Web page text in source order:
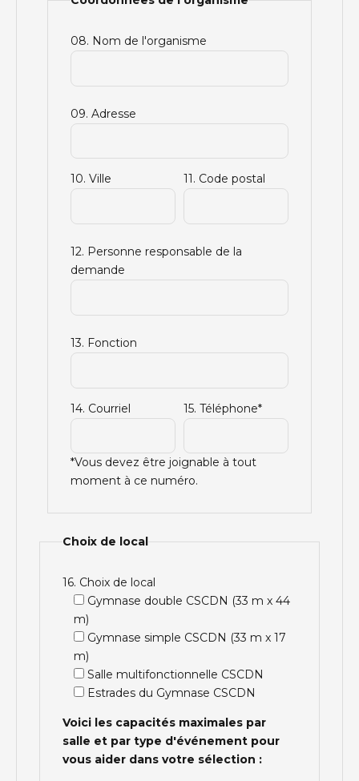
08. Nom de l'organisme
09. Adresse
10. Ville 11. Code postal
12. Personne responsable de la
demande
13. Fonction
14. Courriel 15. Téléphone*
*Vous devez être joignable à tout
moment à ce numéro.
Choix de local
16. Choix de local
Gymnase double CSCDN (33 m x 44
m)
Gymnase simple CSCDN (33 m x 17
m)
Salle multifonctionnelle CSCDN
Estrades du Gymnase CSCDN
Voici les capacités maximales par
salle et par type d'événement pour
vous aider dans votre sélection :